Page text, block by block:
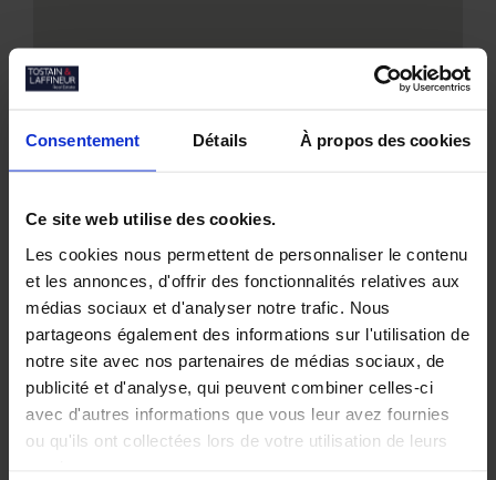
Consentement Détails À propos des cookies
Ce site web utilise des cookies.
Les cookies nous permettent de personnaliser le contenu
et les annonces, d'offrir des fonctionnalités relatives aux
médias sociaux et d'analyser notre trafic. Nous
partageons également des informations sur l'utilisation de
notre site avec nos partenaires de médias sociaux, de
publicité et d'analyse, qui peuvent combiner celles-ci
avec d'autres informations que vous leur avez fournies
ou qu'ils ont collectées lors de votre utilisation de leurs
Nos biens similaires